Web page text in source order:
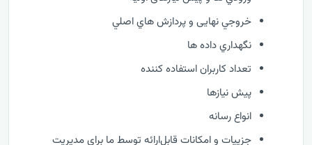
خروجي نهایی و پردازش هاي اصلي
نگهداري داده ها
تعداد کاربران استفاده کننده
پیش نیازها
انواع رسانه
جزییات و امکانات قابل‌ارائه توسط ما برای مدیریت